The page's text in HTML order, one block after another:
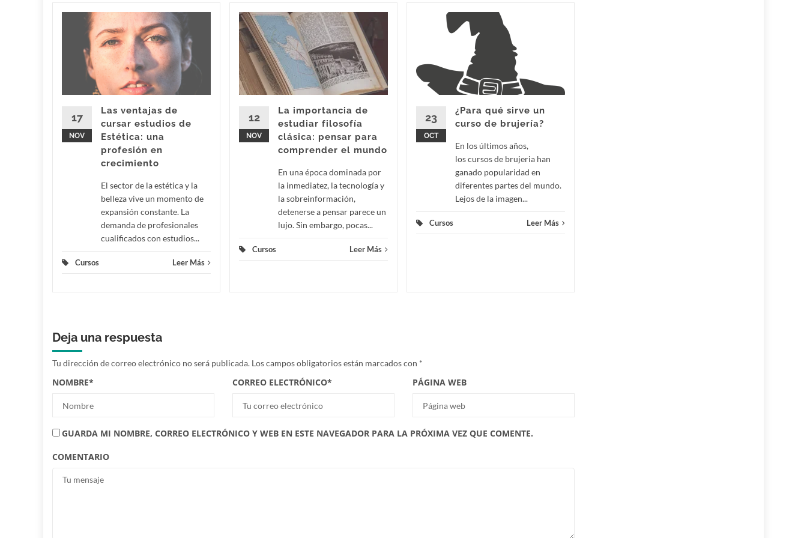
17
NOV
Las ventajas de
cursar estudios de
Estética: una
profesión en
crecimiento
El sector de la estética y la
belleza vive un momento de
expansión constante. La
demanda de profesionales
cualificados con estudios...
Cursos Leer Más
12
NOV
La importancia de
estudiar filosofía
clásica: pensar para
comprender el mundo
En una época dominada por
la inmediatez, la tecnología y
la sobreinformación,
detenerse a pensar parece un
lujo. Sin embargo, pocas...
Cursos Leer Más
23
OCT
¿Para qué sirve un
curso de brujería?
En los últimos años,
los cursos de brujeria han
ganado popularidad en
diferentes partes del mundo.
Lejos de la imagen...
Cursos Leer Más
Deja una respuesta
Tu dirección de correo electrónico no será publicada. Los campos obligatorios están marcados con *
NOMBRE* CORREO ELECTRÓNICO* PÁGINA WEB
GUARDA MI NOMBRE, CORREO ELECTRÓNICO Y WEB EN ESTE NAVEGADOR PARA LA PRÓXIMA VEZ QUE COMENTE.
COMENTARIO